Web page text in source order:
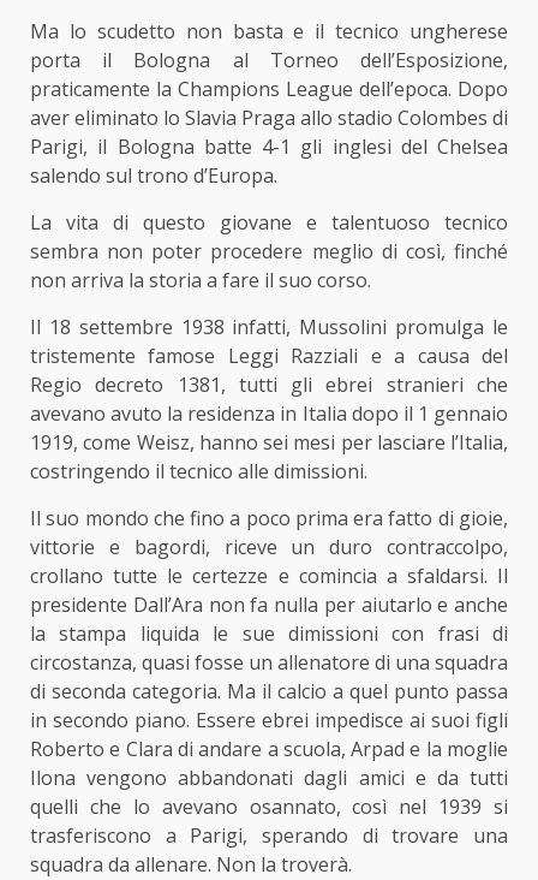
Ma lo scudetto non basta e il tecnico ungherese
porta il Bologna al Torneo dell’Esposizione,
praticamente la Champions League dell’epoca. Dopo
aver eliminato lo Slavia Praga allo stadio Colombes di
Parigi, il Bologna batte 4-1 gli inglesi del Chelsea
salendo sul trono d’Europa.
La vita di questo giovane e talentuoso tecnico
sembra non poter procedere meglio di così, finché
non arriva la storia a fare il suo corso.
Il 18 settembre 1938 infatti, Mussolini promulga le
tristemente famose Leggi Razziali e a causa del
Regio decreto 1381, tutti gli ebrei stranieri che
avevano avuto la residenza in Italia dopo il 1 gennaio
1919, come Weisz, hanno sei mesi per lasciare l’Italia,
costringendo il tecnico alle dimissioni.
Il suo mondo che fino a poco prima era fatto di gioie,
vittorie e bagordi, riceve un duro contraccolpo,
crollano tutte le certezze e comincia a sfaldarsi. Il
presidente Dall’Ara non fa nulla per aiutarlo e anche
la stampa liquida le sue dimissioni con frasi di
circostanza, quasi fosse un allenatore di una squadra
di seconda categoria. Ma il calcio a quel punto passa
in secondo piano. Essere ebrei impedisce ai suoi figli
Roberto e Clara di andare a scuola, Arpad e la moglie
Ilona vengono abbandonati dagli amici e da tutti
quelli che lo avevano osannato, così nel 1939 si
trasferiscono a Parigi, sperando di trovare una
squadra da allenare. Non la troverà.